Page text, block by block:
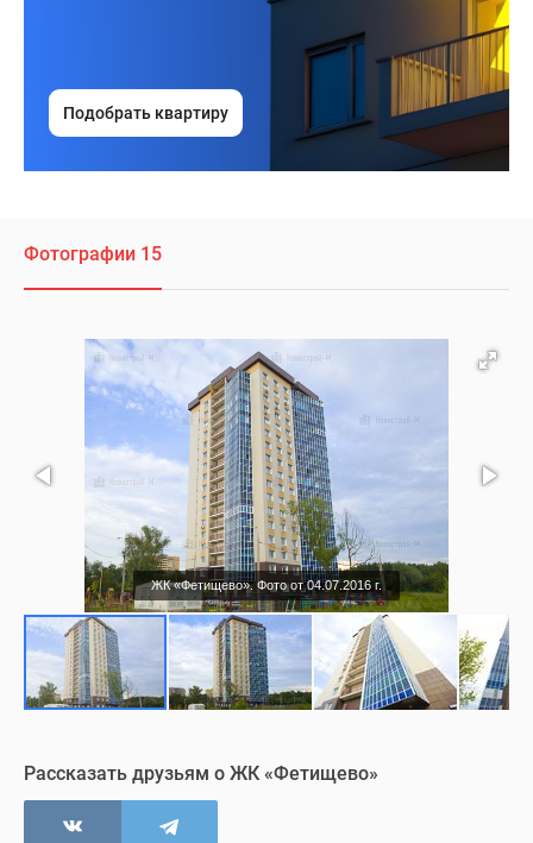
Подобрать квартиру
Фотографии 15
ЖК «Фетищево». Фото от 04.07.2016 г.
Рассказать друзьям о ЖК «Фетищево»